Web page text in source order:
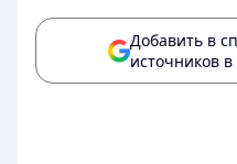
Добавить в
источников